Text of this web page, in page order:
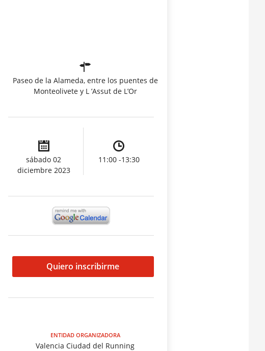
Paseo de la Alameda, entre los puentes de
Monteolivete y L ’Assut de L’Or
sábado 02
diciembre 2023
11:00 -13:30
Quiero inscribirme
ENTIDAD ORGANIZADORA
Valencia Ciudad del Running